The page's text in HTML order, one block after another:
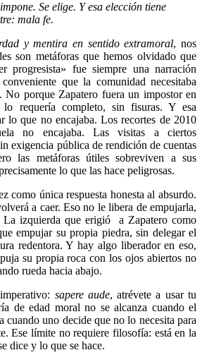
Se elige. Y esa elección tiene
mala fe.
y mentira en sentido extramoral, nos
son metáforas que hemos olvidado que
progresista» fue siempre una narración
que la comunidad necesitaba
No porque Zapatero fuera un impostor en
requería completo, sin fisuras. Y esa
lo que no encajaba. Los recortes de 2010
no encajaba. Las visitas a ciertos
exigencia pública de rendición de cuentas
las metáforas útiles sobreviven a sus
lo que las hace peligrosas.
como única respuesta honesta al absurdo.
a caer. Eso no le libera de empujarla,
La izquierda que erigió a Zapatero como
empujar su propia piedra, sin delegar el
redentora. Y hay algo liberador en eso,
su propia roca con los ojos abiertos no
rueda hacia abajo.
sapere aude, atrévete a usar tu
de edad moral no se alcanza cuando el
cuando uno decide que no lo necesita para
Ese límite no requiere filosofía: está en la
dice y lo que se hace.